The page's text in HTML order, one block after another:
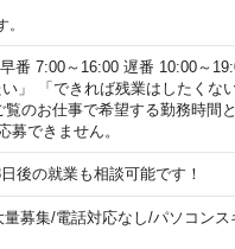
番 7:00～16:00 遅番 10:00～
」 「できれば残業はしたくない
のお仕事で希望する勤務時間と
できません。
後の就業も相談可能です！
量募集/電話対応なし/パソコンス